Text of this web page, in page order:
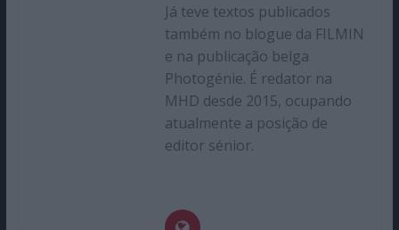
Já teve textos publicados
também no blogue da FILMIN
e na publicação belga
Photogénie. É redator na
MHD desde 2015, ocupando
atualmente a posição de
editor sénior.